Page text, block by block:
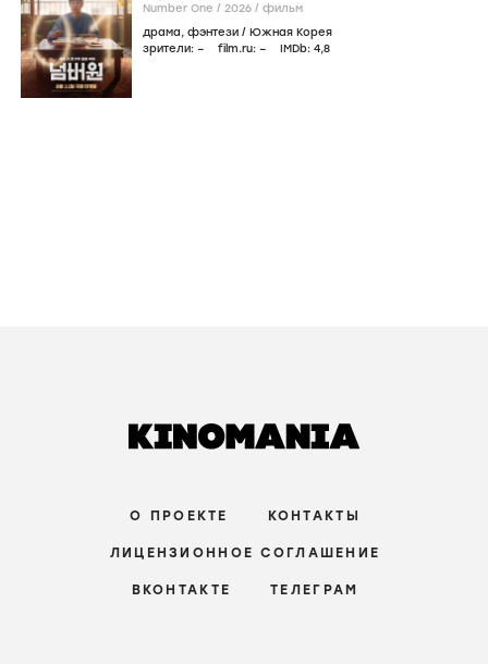
Number One / 2026 / фильм
драма, фэнтези / Южная Корея
зрители: – film.ru: – IMDb: 4,8
О ПРОЕКТЕ КОНТАКТЫ
ЛИЦЕНЗИОННОЕ СОГЛАШЕНИЕ
ВКОНТАКТЕ ТЕЛЕГРАМ